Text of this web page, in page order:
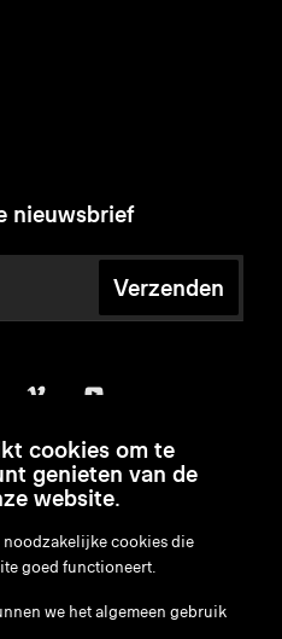
nieuwsbrief
Verzenden
cookies om te
genieten van de
website.
cookies die
goed functioneert.
we het algemeen gebruik